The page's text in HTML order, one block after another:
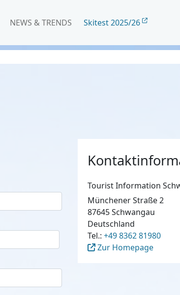
NEWS & TRENDS Skitest 2025/26
Tourist Information
Münchener Straße 2
87645 Schwangau
Deutschland
Tel.: +49 8362 81980
Zur Homepage